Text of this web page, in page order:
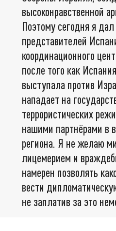
высоконравственной
Поэтому сегодня я
представителей
координационного
после того как
выступала против
нападает на
террористических
нашими партнёрами в
региона. Я не желаю
лицемерием и
намерен позволять
вести
не заплатив за это